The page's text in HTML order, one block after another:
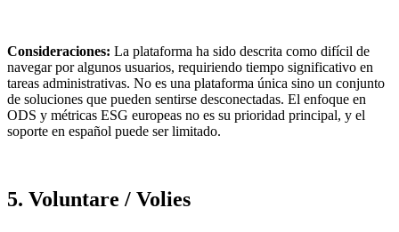
Consideraciones: La plataforma ha sido descrita como difícil de
navegar por algunos usuarios, requiriendo tiempo significativo en
tareas administrativas. No es una plataforma única sino un conjunto
de soluciones que pueden sentirse desconectadas. El enfoque en
ODS y métricas ESG europeas no es su prioridad principal, y el
soporte en español puede ser limitado.
5. Voluntare / Volies